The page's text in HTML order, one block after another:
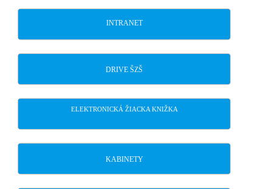
INTRANET
DRIVE ŠZŠ
ELEKTRONICKÁ ŽIACKA KNIŽKA
KABINETY